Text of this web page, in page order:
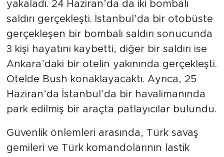
yakaladı. 24 Haziran’da da iki bombalı
saldırı gerçekleşti. İstanbul’da bir otobüste
gerçekleşen bir bombalı saldırı sonucunda
3 kişi hayatını kaybetti, diğer bir saldırı ise
Ankara’daki bir otelin yakınında gerçekleşti.
Otelde Bush konaklayacaktı. Ayrıca, 25
Haziran’da İstanbul’da bir havalimanında
park edilmiş bir araçta patlayıcılar bulundu.
Güvenlik önlemleri arasında, Türk savaş
gemileri ve Türk komandolarının lastik